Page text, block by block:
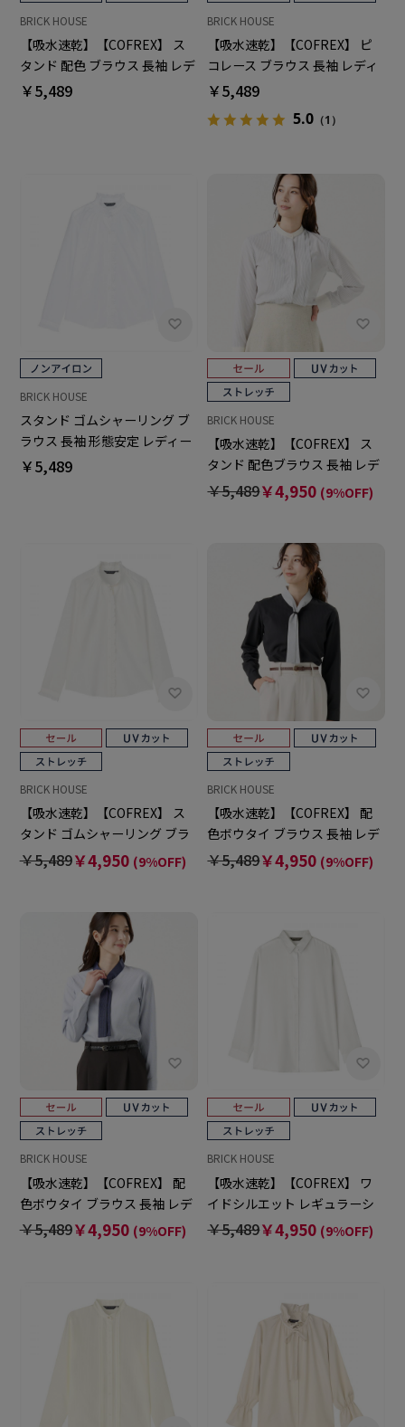
BRICK HOUSE
【吸水速乾】【COFREX】 ス
タンド 配色 ブラウス 長袖 レデ
ィースデザインシャツ
￥5,489
BRICK HOUSE
【吸水速乾】【COFREX】 ピ
コレース ブラウス 長袖 レディ
ースデザインシャツ
￥5,489
5.0 （1）
BRICK HOUSE
スタンド ゴムシャーリング ブ
ラウス 長袖 形態安定 レディー
スデザインシャツ
￥5,489
BRICK HOUSE
【吸水速乾】【COFREX】 ス
タンド 配色ブラウス 長袖 レデ
ィースデザインシャツ
￥5,489￥4,950 (9%OFF)
BRICK HOUSE
【吸水速乾】【COFREX】 ス
タンド ゴムシャーリング ブラ
ウス 長袖 レディースデザイン
￥5,489￥4,950 (9%OFF)
BRICK HOUSE
【吸水速乾】【COFREX】 配
色ボウタイ ブラウス 長袖 レデ
ィースデザインシャツ
￥5,489￥4,950 (9%OFF)
BRICK HOUSE
【吸水速乾】【COFREX】 配
色ボウタイ ブラウス 長袖 レデ
ィースデザインシャツ
￥5,489￥4,950 (9%OFF)
BRICK HOUSE
【吸水速乾】【COFREX】 ワ
イドシルエット レギュラーシ
ャツ 長袖 レディースデザイン
￥5,489￥4,950 (9%OFF)